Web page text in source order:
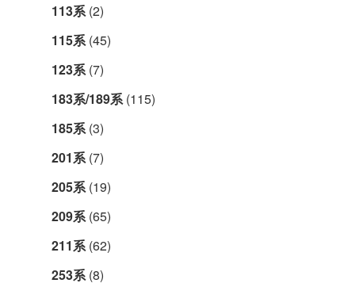
113系(2)
115系(45)
123系(7)
183系/189系(115)
185系(3)
201系(7)
205系(19)
209系(65)
211系(62)
253系(8)